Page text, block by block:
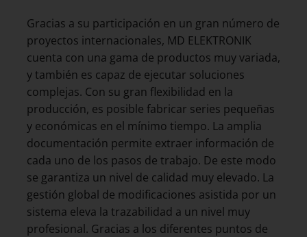
Gracias a su participación en un gran número de
proyectos internacionales, MD ELEKTRONIK
cuenta con una gama de productos muy variada,
y también es capaz de ejecutar soluciones
complejas. Con su gran flexibilidad en la
producción, es posible fabricar series pequeñas
y económicas en el mínimo tiempo. La amplia
documentación permite extraer información de
cada uno de los pasos de trabajo. De este modo
se garantiza un nivel de calidad muy elevado. La
gestión global de modificaciones asistida por un
sistema eleva la trazabilidad a un nivel muy
profesional. Gracias a los diferentes puntos de